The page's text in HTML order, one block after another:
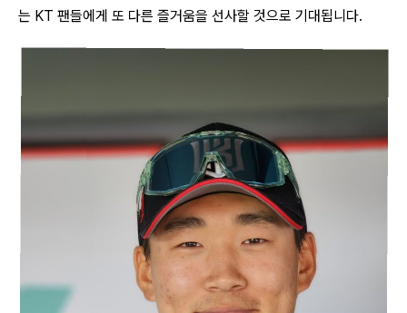
는 KT 팬들에게 또 다른 즐거움을 선사할 것으로 기대됩니다.